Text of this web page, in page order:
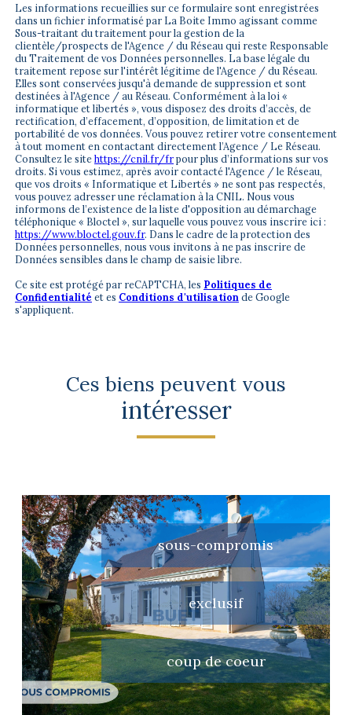
Les informations recueillies sur ce formulaire sont enregistrées
dans un fichier informatisé par La Boite Immo agissant comme
Sous-traitant du traitement pour la gestion de la
clientèle/prospects de l'Agence / du Réseau qui reste Responsable
du Traitement de vos Données personnelles. La base légale du
traitement repose sur l'intérêt légitime de l'Agence / du Réseau.
Elles sont conservées jusqu'à demande de suppression et sont
destinées à l'Agence / au Réseau. Conformément à la loi «
informatique et libertés », vous disposez des droits d’accès, de
rectification, d’effacement, d’opposition, de limitation et de
portabilité de vos données. Vous pouvez retirer votre consentement
à tout moment en contactant directement l’Agence / Le Réseau.
Consultez le sitehttps://cnil.fr/frpour plus d’informations sur vos
droits. Si vous estimez, après avoir contacté l'Agence / le Réseau,
que vos droits « Informatique et Libertés » ne sont pas respectés,
vous pouvez adresser une réclamation à la CNIL. Nous vous
informons de l’existence de la liste d'opposition au démarchage
téléphonique « Bloctel », sur laquelle vous pouvez vous inscrire ici :
https://www.bloctel.gouv.fr. Dans le cadre de la protection des
Données personnelles, nous vous invitons à ne pas inscrire de
Données sensibles dans le champ de saisie libre.
Ce site est protégé par reCAPTCHA, les Politiques de
Confidentialité et es Conditions d'utilisation de Google
s'appliquent.
Ces biens peuvent vous
intéresser
sous-compromis
exclusif
coup de coeur
voir le bien